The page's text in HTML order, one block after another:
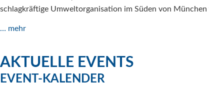
schlagkräftige Umweltorganisation im Süden von München
… mehr
AKTUELLE EVENTS
EVENT-KALENDER